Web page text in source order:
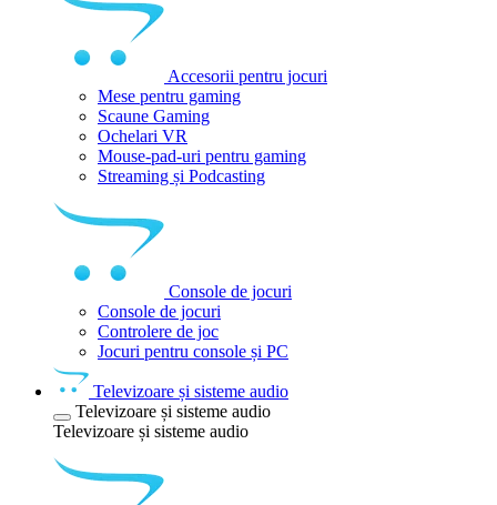
Accesorii pentru jocuri
Mese pentru gaming
Scaune Gaming
Ochelari VR
Mouse-pad-uri pentru gaming
Streaming și Podcasting
Console de jocuri
Console de jocuri
Controlere de joc
Jocuri pentru console și PC
Televizoare și sisteme audio
Televizoare și sisteme audio
Televizoare și sisteme audio